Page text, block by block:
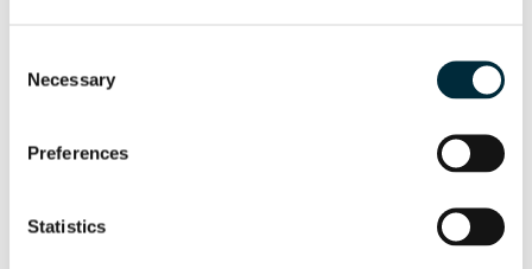
Selection
Necessary
Preferences
Statistics